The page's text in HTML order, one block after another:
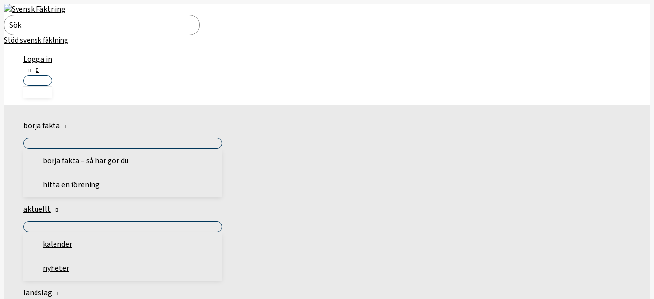
Hoppa
till
innehåll
Search
for:
Stöd svensk fäktning
Logga in
börja fäkta
börja fäkta – så här gör du
hitta en förening
aktuellt
kalender
nyheter
landslag